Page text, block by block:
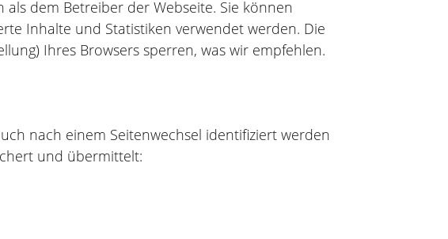
dem Betreiber der Webseite. Sie können
Inhalte und Statistiken verwendet werden. Die
Ihres Browsers sperren, was wir empfehlen.
nach einem Seitenwechsel identifiziert werden
und übermittelt: